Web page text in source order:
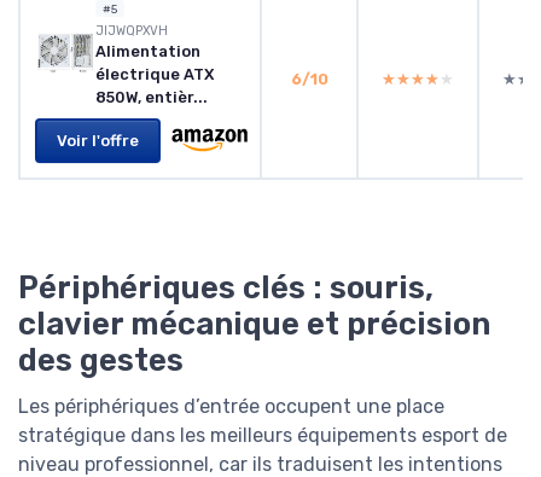
#5
JIJWQPXVH
Alimentation
électrique ATX
850W, entièr...
Voir l'offre
6/10 ★★★★★
★★★★★
Périphériques clés : souris,
clavier mécanique et précision
des gestes
Les périphériques d’entrée occupent une place
stratégique dans les meilleurs équipements esport de
niveau professionnel, car ils traduisent les intentions